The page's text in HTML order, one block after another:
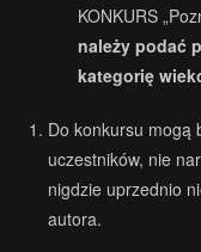
KONKURS
należy podać
kategorię
Do konkursu mogą
uczestników, nie
nigdzie uprzednio
autora.